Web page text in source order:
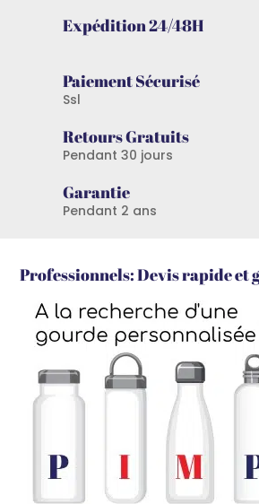
Expédition 24/48H
Paiement Sécurisé
Ssl
Retours Gratuits
Pendant 30 jours
Garantie
Pendant 2 ans
Professionnels: Devis rapide et